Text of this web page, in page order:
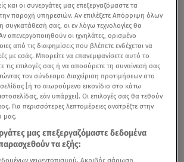
και οι συνεργάτες μας επεξεργαζόμαστε τα
παροχή υπηρεσιών. Αν επιλέξετε Απόρριψη όλων
σας, οι εν λόγω τεχνολογίες θα
απενεργοποιηθούν οι ιχνηλάτες, ορισμένο
από τις διαφημίσεις που βλέπετε ενδέχεται να
με εσάς. Μπορείτε να επανεμφανίσετε αυτό το
τις επιλογές σας ή να αποσύρετε τη συναίνεσή σας
τον σύνδεσμο Διαχείριση προτιμήσεων στο
[ή το αιωρούμενο εικονίδιο στο κάτω
εάν υπάρχει]. Οι επιλογές σας θα τεθούν
Για περισσότερες λεπτομέρειες ανατρέξτε στην
μας.
μας επεξεργαζόμαστε δεδομένα
τα εξής:
γεωεντοπισμού. Ακριβής σάρωση